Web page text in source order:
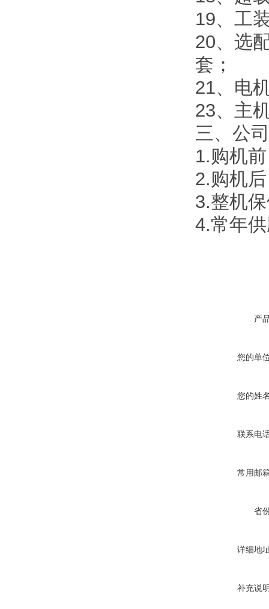
19、工
20、选
套；
21、电
23、主
三、公
1.购机
2.购机
3.整机
4.常年
产
您的单
您的姓
联系电
常用邮
省
详细地
补充说